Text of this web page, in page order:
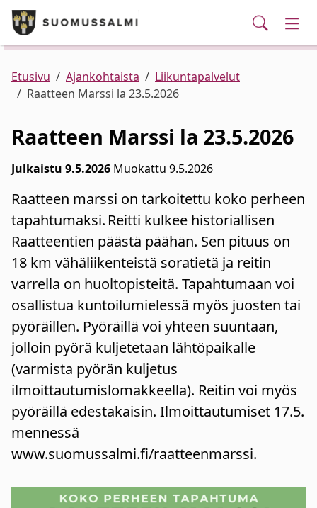
Siirry pääsisältöön
Puhelinluettelo/yhteystiedot
Palvelut
Ajankohtaista
Verkkokauppa
Haku
Kunta ja hallinto
Asuminen ja ympäristö
Elinvoima
Kulttuuri, vapaa-aika ja nuoret
Etusivu Ajankohtaista
Liikuntapalvelut
Raatteen Marssi la 23.5.2026
Raatteen Marssi la 23.5.2026
Julkaistu 9.5.2026 Muokattu 9.5.2026
Raatteen marssi on tarkoitettu koko perheen
tapahtumaksi. Reitti kulkee historiallisen
Raatteentien päästä päähän. Sen pituus on
18 km vähäliikenteistä soratietä ja reitin
varrella on huoltopisteitä. Tapahtumaan voi
osallistua kuntoilumielessä myös juosten tai
pyöräillen. Pyöräillä voi yhteen suuntaan,
jolloin pyörä kuljetetaan lähtöpaikalle
(varmista pyörän kuljetus
ilmoittautumislomakkeella). Reitin voi myös
pyöräillä edestakaisin. Ilmoittautumiset 17.5.
mennessä
www.suomussalmi.fi/raatteenmarssi.